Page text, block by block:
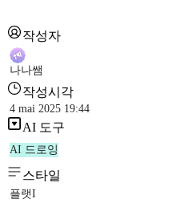
작성자
나나쌤
작성시각
4 mai 2025 19:44
AI 도구
AI 드로잉
스타일
플랫I